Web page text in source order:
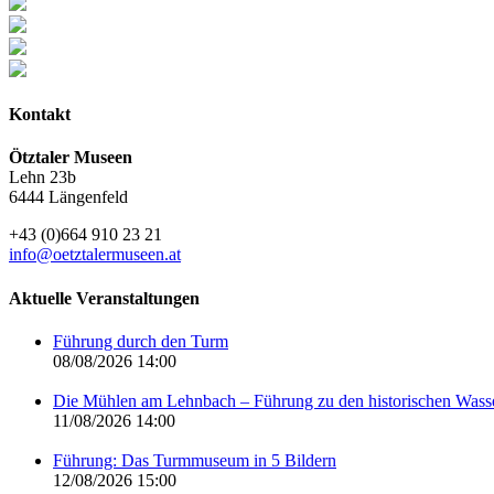
Kontakt
Ötztaler Museen
Lehn 23b
6444 Längenfeld
+43 (0)664 910 23 21
info@oetztalermuseen.at
Aktuelle Veranstaltungen
Führung durch den Turm
08/08/2026 14:00
Die Mühlen am Lehnbach – Führung zu den historischen
11/08/2026 14:00
Führung: Das Turmmuseum in 5 Bildern
12/08/2026 15:00